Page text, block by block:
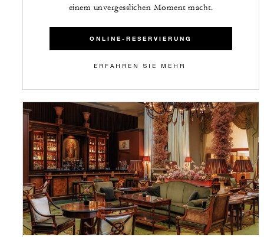
einem unvergesslichen Moment macht.
ONLINE-RESERVIERUNG
ERFAHREN SIE MEHR